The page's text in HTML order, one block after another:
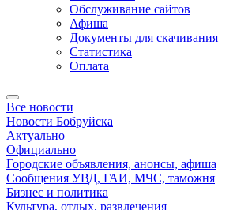
Обслуживание сайтов
Афиша
Документы для скачивания
Статистика
Оплата
Все новости
Новости Бобруйска
Актуально
Официально
Городские объявления, анонсы, афиша
Сообщения УВД, ГАИ, МЧС, таможня
Бизнес и политика
Культура, отдых, развлечения